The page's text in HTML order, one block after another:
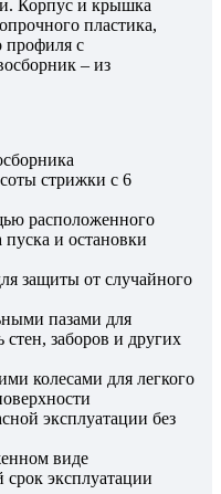
Корпус и крышка
пластика,
профиля с
– из
стрижки с 6
расположенного
пуска и остановки
защиты от случайного
пазами для
заборов и других
колесами для легкого
эксплуатации без
виде
эксплуатации